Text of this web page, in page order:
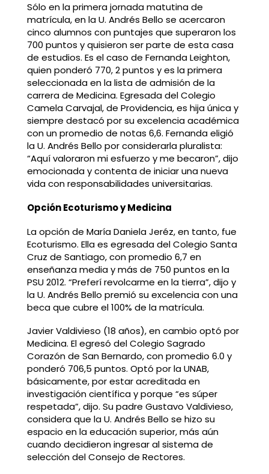
Sólo en la primera jornada matutina de
matrícula, en la U. Andrés Bello se acercaron
cinco alumnos con puntajes que superaron los
700 puntos y quisieron ser parte de esta casa
de estudios. Es el caso de Fernanda Leighton,
quien ponderó 770, 2 puntos y es la primera
seleccionada en la lista de admisión de la
carrera de Medicina. Egresada del Colegio
Camela Carvajal, de Providencia, es hija única y
siempre destacó por su excelencia académica
con un promedio de notas 6,6. Fernanda eligió
la U. Andrés Bello por considerarla pluralista:
“Aquí valoraron mi esfuerzo y me becaron”, dijo
emocionada y contenta de iniciar una nueva
vida con responsabilidades universitarias.
Opción Ecoturismo y Medicina
La opción de María Daniela Jeréz, en tanto, fue
Ecoturismo. Ella es egresada del Colegio Santa
Cruz de Santiago, con promedio 6,7 en
enseñanza media y más de 750 puntos en la
PSU 2012. “Preferí revolcarme en la tierra”, dijo y
la U. Andrés Bello premió su excelencia con una
beca que cubre el 100% de la matrícula.
Javier Valdivieso (18 años), en cambio optó por
Medicina. El egresó del Colegio Sagrado
Corazón de San Bernardo, con promedio 6.0 y
ponderó 706,5 puntos. Optó por la UNAB,
básicamente, por estar acreditada en
investigación científica y porque “es súper
respetada”, dijo. Su padre Gustavo Valdivieso,
considera que la U. Andrés Bello se hizo su
espacio en la educación superior, más aún
cuando decidieron ingresar al sistema de
selección del Consejo de Rectores.